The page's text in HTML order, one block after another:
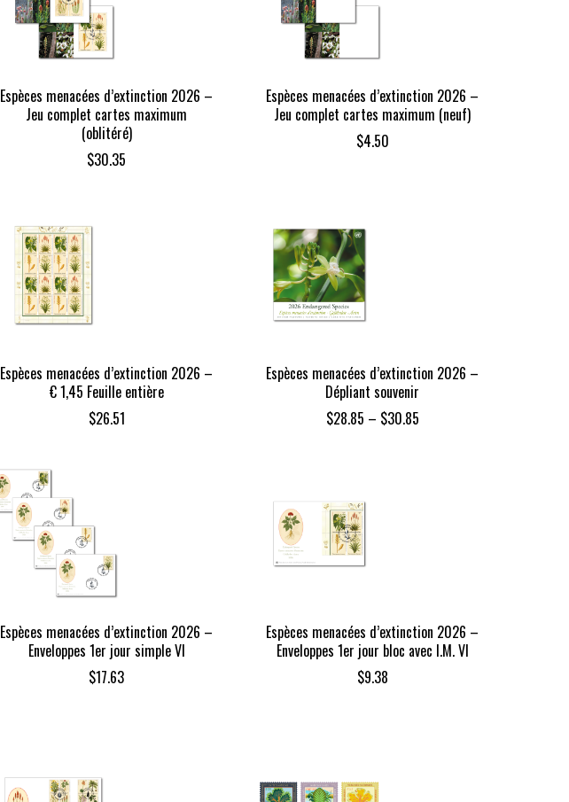
Espèces menacées d’extinction 2026 –
Jeu complet cartes maximum
(oblitéré)
$30.35
Espèces menacées d’extinction 2026 –
Jeu complet cartes maximum (neuf)
$4.50
Espèces menacées d’extinction 2026 –
€ 1,45 Feuille entière
$26.51
Espèces menacées d’extinction 2026 –
Dépliant souvenir
$28.85 – $30.85Price
Espèces menacées d’extinction 2026 –
Enveloppes 1er jour simple VI
$17.63
Espèces menacées d’extinction 2026 –
Enveloppes 1er jour bloc avec I.M. VI
$9.38